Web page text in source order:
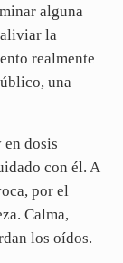
alguna
la
realmente
una
en dosis
con él. A
por el
Calma,
los oídos.